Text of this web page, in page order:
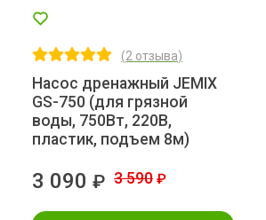
(2 отзыва)
Насос дренажный JEMIX
GS-750 (для грязной
воды, 750Вт, 220В,
пластик, подъем 8м)
3 090 ₽ 3 590 ₽